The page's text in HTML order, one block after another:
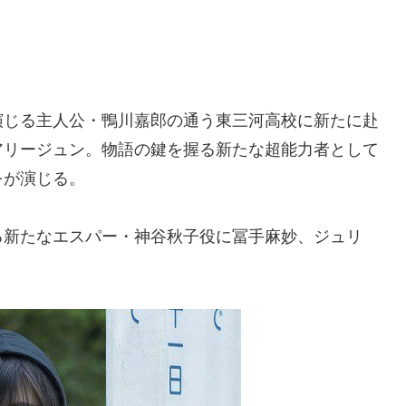
る主人公・鴨川嘉郎の通う東三河高校に新たに赴
ージュン。物語の鍵を握る新たな超能力者として
演じる。
たなエスパー・神谷秋子役に冨手麻妙、ジュリ